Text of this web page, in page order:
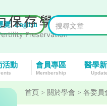
覽 English
活動 會員專區
Membership
醫學
首頁 > 關於學會 > 各委員